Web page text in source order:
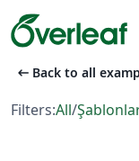
arrow_left_alt Back to all
Filters:All/